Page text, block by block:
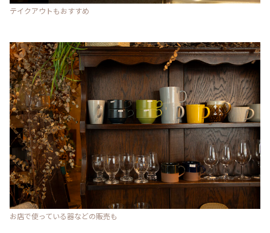
テイクアウトもおすすめ
お店で使っている器などの販売も